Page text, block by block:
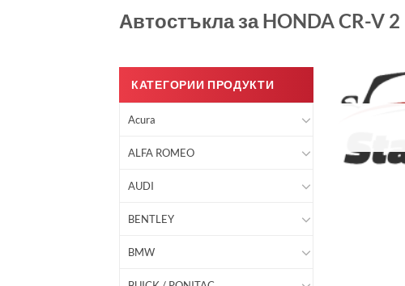
Автостъкла за HONDA CR-V 2
КАТЕГОРИИ ПРОДУКТИ
Acura
ALFA ROMEO
AUDI
BENTLEY
BMW